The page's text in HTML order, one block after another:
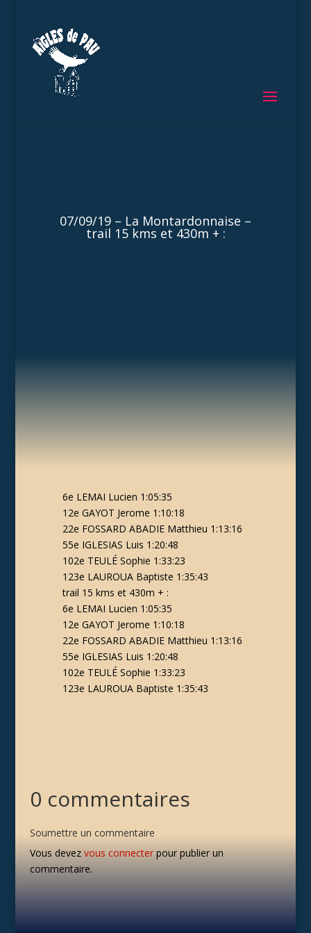
07/09/19 – La Montardonnaise –
trail 15 kms et 430m + :
6e LEMAI Lucien 1:05:35
12eGAYOT Jerome 1:10:18
22e FOSSARD ABADIE Matthieu 1:13:16
55e IGLESIAS Luis 1:20:48
102e TEULÉ Sophie 1:33:23
123e LAUROUA Baptiste 1:35:43
trail 15 kms et 430m + :
6e LEMAI Lucien 1:05:35
12eGAYOT Jerome 1:10:18
22e FOSSARD ABADIE Matthieu 1:13:16
55e IGLESIAS Luis 1:20:48
102e TEULÉ Sophie 1:33:23
123e LAUROUA Baptiste 1:35:43
0 commentaires
Soumettre un commentaire
Vous devez vous connecterpour publier un
commentaire.